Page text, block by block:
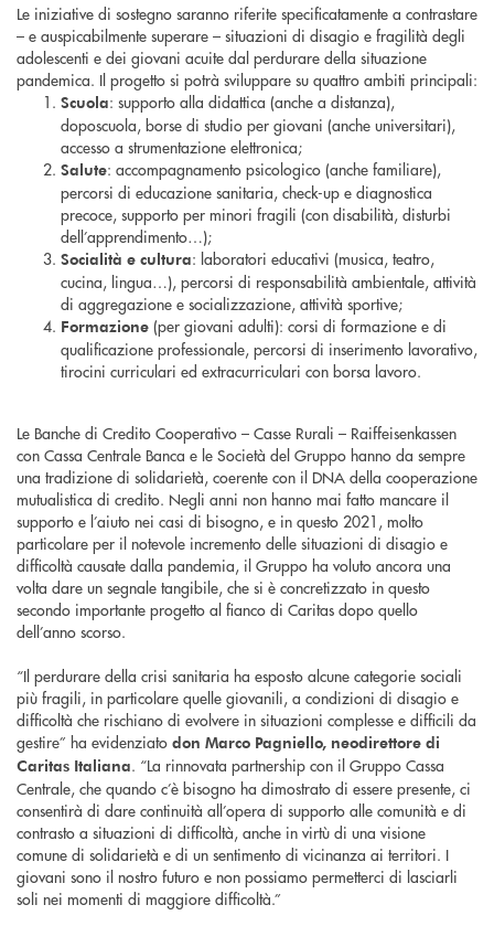
Le iniziative di sostegno saranno riferite specificatamente a contrastare
– e auspicabilmente superare – situazioni di disagio e fragilità degli
adolescenti e dei giovani acuite dal perdurare della situazione
pandemica. Il progetto si potrà sviluppare su quattro ambiti principali:
Scuola: supporto alla didattica (anche a distanza),
doposcuola, borse di studio per giovani (anche universitari),
accesso a strumentazione elettronica;
Salute: accompagnamento psicologico (anche familiare),
percorsi di educazione sanitaria, check-up e diagnostica
precoce, supporto per minori fragili (con disabilità, disturbi
dell’apprendimento…);
Socialità e cultura: laboratori educativi (musica, teatro,
cucina, lingua…), percorsi di responsabilità ambientale, attività
di aggregazione e socializzazione, attività sportive;
Formazione (per giovani adulti): corsi di formazione e di
qualificazione professionale, percorsi di inserimento lavorativo,
tirocini curriculari ed extracurriculari con borsa lavoro.
Le Banche di Credito Cooperativo – Casse Rurali – Raiffeisenkassen
con Cassa Centrale Banca e le Società del Gruppo hanno da sempre
una tradizione di solidarietà, coerente con il DNA della cooperazione
mutualistica di credito. Negli anni non hanno mai fatto mancare il
supporto e l’aiuto nei casi di bisogno, e in questo 2021, molto
particolare per il notevole incremento delle situazioni di disagio e
difficoltà causate dalla pandemia, il Gruppo ha voluto ancora una
volta dare un segnale tangibile, che si è concretizzato in questo
secondo importante progetto al fianco di Caritas dopo quello
dell’anno scorso.
“Il perdurare della crisi sanitaria ha esposto alcune categorie sociali
più fragili, in particolare quelle giovanili, a condizioni di disagio e
difficoltà che rischiano di evolvere in situazioni complesse e difficili da
gestire” ha evidenziato don Marco Pagniello, neodirettore di
Caritas Italiana. “La rinnovata partnership con il Gruppo Cassa
Centrale, che quando c’è bisogno ha dimostrato di essere presente, ci
consentirà di dare continuità all’opera di supporto alle comunità e di
contrasto a situazioni di difficoltà, anche in virtù di una visione
comune di solidarietà e di un sentimento di vicinanza ai territori. I
giovani sono il nostro futuro e non possiamo permetterci di lasciarli
soli nei momenti di maggiore difficoltà.”